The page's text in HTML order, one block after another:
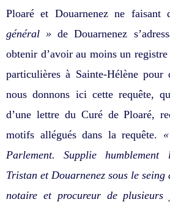
Ploaré et Douarnenez ne faisant
général » de Douarnenez
obtenir d’avoir au moins un registre
particulières à Sainte-Hélène pour
nous donnons ici cette requête,
d’une lettre du Curé de Ploaré,
motifs allégués dans la requête.
Parlement. Supplie
Tristan et Douarnenez sous le
notaire et procureur de